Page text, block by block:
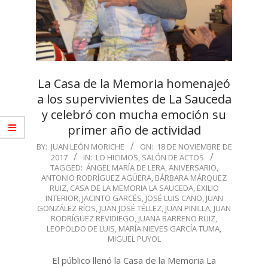
La Casa de la Memoria homenajeó
a los supervivientes de La Sauceda
y celebró con mucha emoción su
primer año de actividad
2017-
18
BY: JUAN LEÓN MORICHE ON: 18 DE NOVIEMBRE DE
2017
IN: LO HICIMOS, SALÓN DE ACTOS
TAGGED: ÁNGEL MARÍA DE LERA,ANIVERSARIO,
ANTONIO RODRÍGUEZ AGÜERA, BÁRBARA MÁRQUEZ
RUIZ, CASA DE LA MEMORIA LA SAUCEDA, EXILIO
INTERIOR, JACINTO GARCÉS, JOSÉ LUIS CANO, JUAN
GONZÁLEZ RÍOS, JUAN JOSÉ TÉLLEZ, JUAN PINILLA, JUAN
RODRÍGUEZ REVIDIEGO, JUANA BARRENO RUIZ,
LEOPOLDO DE LUIS, MARÍA NIEVES GARCÍA TUMA,
MIGUEL PUYOL
El público llenó la Casa de la Memoria La